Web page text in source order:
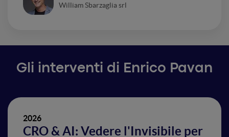
William Sbarzaglia srl
Gli interventi di Enrico Pavan
2026
CRO & AI: Vedere l'Invisibile per